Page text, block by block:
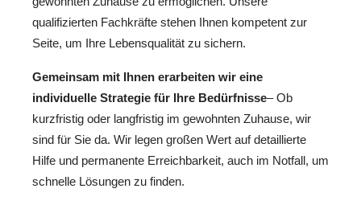
qualifizierten Fachkräfte stehen Ihnen kompetent zur
Seite, um Ihre Lebensqualität zu sichern.
Gemeinsam mit Ihnen erarbeiten wir eine
individuelle Strategie für Ihre Bedürfnisse– Ob
kurzfristig oder langfristig im gewohnten Zuhause, wir
sind für Sie da. Wir legen großen Wert auf detaillierte
Hilfe und permanente Erreichbarkeit, auch im Notfall, um
schnelle Lösungen zu finden.